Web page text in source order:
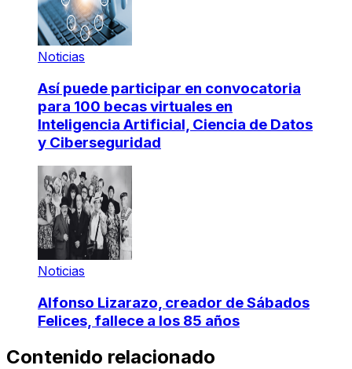
Noticias
Así puede participar en convocatoria
para 100 becas virtuales en
Inteligencia Artificial, Ciencia de Datos
y Ciberseguridad
Noticias
Alfonso Lizarazo, creador de Sábados
Felices, fallece a los 85 años
Contenido relacionado